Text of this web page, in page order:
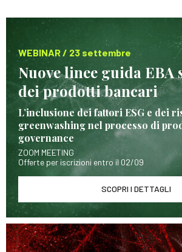
WEBINAR / 23 settembre
Nuove linee guida EBA
dei prodotti bancari
L’inclusione dei fattori ESG e dei
greenwashing nel processo di
governance
ZOOM MEETING
Offerte per iscrizioni entro il 02/09
SCOPRI I DETTAGLI